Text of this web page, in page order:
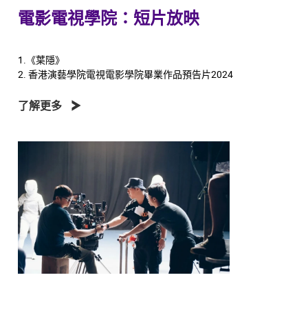
電影電視學院：短片放映
1.《葉隱》
2. 香港演藝學院電視電影學院畢業作品預告片2024
了解更多